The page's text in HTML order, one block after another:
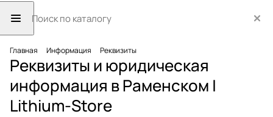
Главная Информация Реквизиты
Реквизиты и юридическая
информация в Раменском |
Lithium-Store